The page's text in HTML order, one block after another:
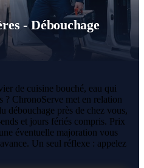
- Débouchage
de cuisine bouché, eau qui
? ChronoServe met en relation
débouchage près de chez vous,
et jours fériés compris. Prix
éventuelle majoration vous
Un seul réflexe : appelez